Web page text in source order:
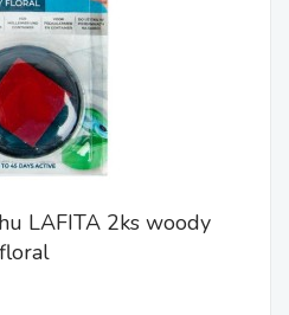
LAFITA 2ks woody
floral